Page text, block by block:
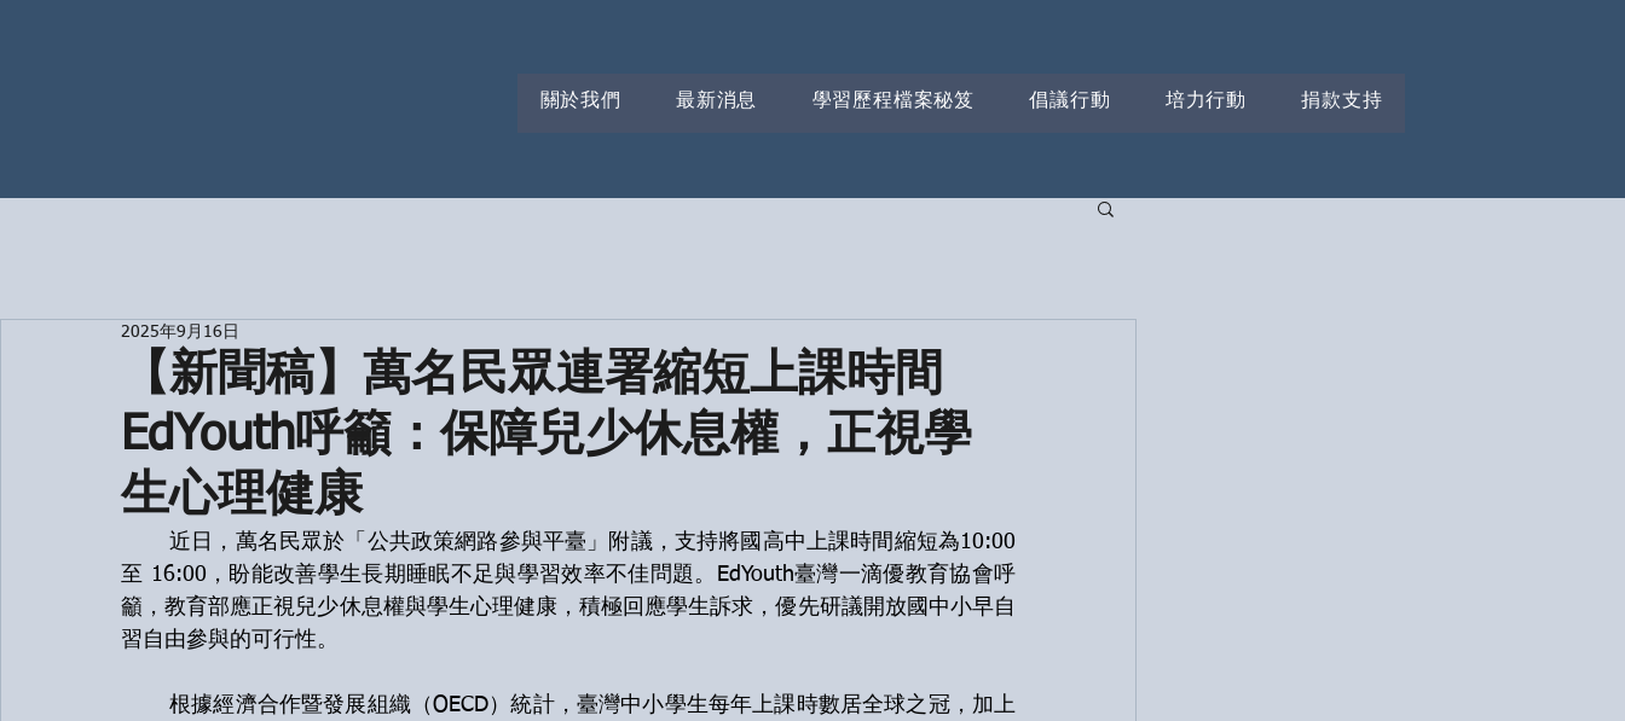
關於我們 最新消息 學習歷程檔案秘笈 倡議行動 培力行動 捐款支持
【新聞稿】​​萬名民眾連署縮短上課時間
EdYouth呼籲：保障兒少休息權，正視學
生心理健康
2025年9月16日
	近日，萬名民眾於「公共政策網路參與平臺」附議，支持將國高中上課時間縮短為10:00
至 16:00，盼能改善學生長期睡眠不足與學習效率不佳問題。EdYouth臺灣一滴優教育協會呼
籲，教育部應正視兒少休息權與學生心理健康，積極回應學生訴求，優先研議開放國中小早自
習自由參與的可行性。
	根據經濟合作暨發展組織（OECD）統計，臺灣中小學生每年上課時數居全球之冠，加上